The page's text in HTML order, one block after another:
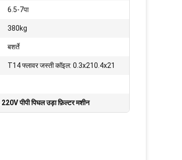
6.5-7पा
380kg
बशर्ते
T14 फ्लावर जस्ती कॉइल: 0.3x210.4x21
220V पीपी पिघल उड़ा फ़िल्टर मशीन